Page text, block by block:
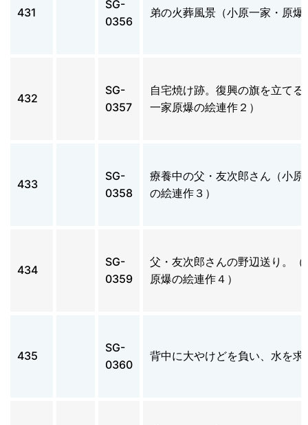
431
SG-
0356
弟の火葬風景（小原一家・原爆
432
SG-
0357
自宅焼け跡。復興の旗を立てる
一家原爆の絵連作２）
433
SG-
0358
療養中の父・友次郎さん（小原
の絵連作３）
434
SG-
0359
父・友次郎さんの野辺送り。（
原爆の絵連作４）
435
SG-
0360
背中に大やけどを負い、水を求